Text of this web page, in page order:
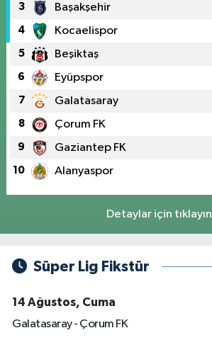
3 Başakşehir
4 Kocaelispor
5 Beşiktaş
6 Eyüpspor
7 Galatasaray
8 Çorum FK
9 Gaziantep FK
10 Alanyaspor
Detaylar için tıklayın
Süper Lig Fikstür
14 Ağustos, Cuma
Galatasaray - Çorum FK